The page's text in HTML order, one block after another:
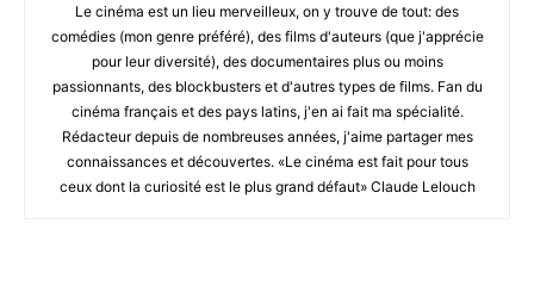
Le cinéma est un lieu merveilleux, on y trouve de tout: des
comédies (mon genre préféré), des films d'auteurs (que j'apprécie
pour leur diversité), des documentaires plus ou moins
passionnants, des blockbusters et d'autres types de films. Fan du
cinéma français et des pays latins, j'en ai fait ma spécialité.
Rédacteur depuis de nombreuses années, j'aime partager mes
connaissances et découvertes. «Le cinéma est fait pour tous
ceux dont la curiosité est le plus grand défaut» Claude Lelouch